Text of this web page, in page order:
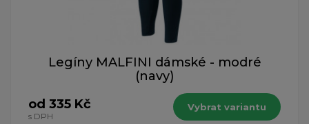
Legíny MALFINI dámské - modré
(navy)
od 335 Kč
s DPH
Vybrat variantu